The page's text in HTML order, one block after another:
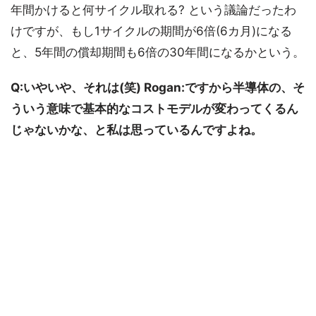
年間かけると何サイクル取れる? という議論だったわ
けですが、もし1サイクルの期間が6倍(6カ月)になる
と、5年間の償却期間も6倍の30年間になるかという。
Q:いやいや、それは(笑) Rogan:ですから半導体の、そ
ういう意味で基本的なコストモデルが変わってくるん
じゃないかな、と私は思っているんですよね。